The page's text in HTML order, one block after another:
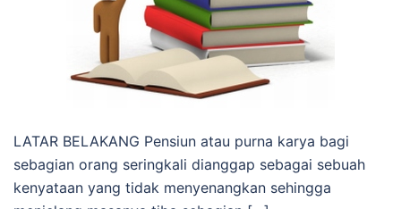
LATAR BELAKANG Pensiun atau purna karya bagi
sebagian orang seringkali dianggap sebagai sebuah
kenyataan yang tidak menyenangkan sehingga